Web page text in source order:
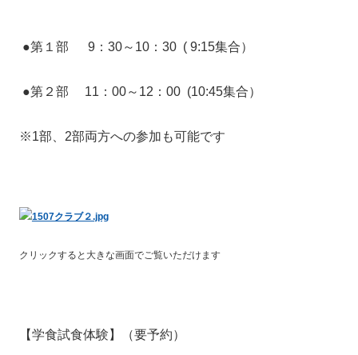
●第１部 9： 30～ 10： 30 ( 9:15集合）
●第２部 11：00～ 12： 00(10:45集合）
※1部、2部両方への参加も可能です
クリックすると大きな画面でご覧いただけます
【学食試食体験】（要予約）